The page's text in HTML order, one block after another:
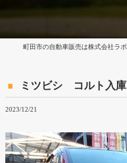
ミツビシ コルト入庫
2023/12/21